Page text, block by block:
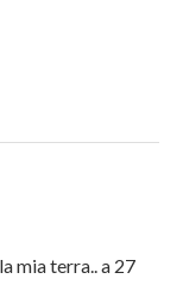
mia terra.. a 27